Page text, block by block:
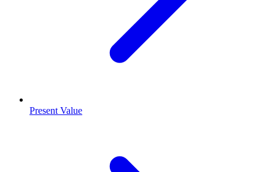
Present Value